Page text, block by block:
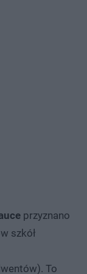
przyznano
szkół
To